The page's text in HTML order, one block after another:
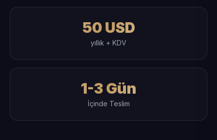
50 USD
yıllık + KDV
1-3 Gün
İçinde Teslim